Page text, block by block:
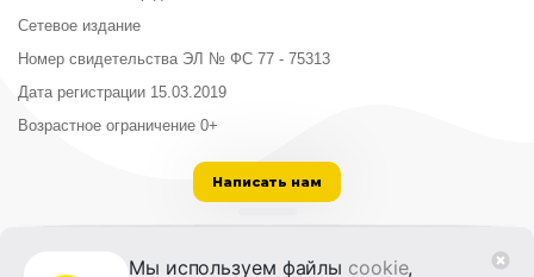
Мы используем файлы cookie,
Сетевое издание
Номер свидетельства ЭЛ № ФС 77 - 75313
Дата регистрации 15.03.2019
Возрастное ограничение 0+
Написать нам
ООО «Институт развития кино и медиа»